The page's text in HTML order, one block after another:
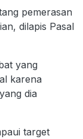
pemerasan
dilapis Pasal
yang
karena
dia
target